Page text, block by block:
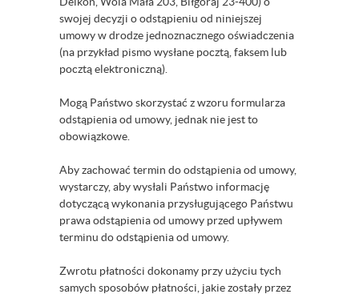
swojej decyzji o odstąpieniu od niniejszej
umowy w drodze jednoznacznego oświadczenia
(na przykład pismo wysłane pocztą, faksem lub
pocztą elektroniczną).
Mogą Państwo skorzystać z wzoru formularza
odstąpienia od umowy, jednak nie jest to
obowiązkowe.
Aby zachować termin do odstąpienia od umowy,
wystarczy, aby wysłali Państwo informację
dotyczącą wykonania przysługującego Państwu
prawa odstąpienia od umowy przed upływem
terminu do odstąpienia od umowy.
Zwrotu płatności dokonamy przy użyciu tych
samych sposobów płatności, jakie zostały przez